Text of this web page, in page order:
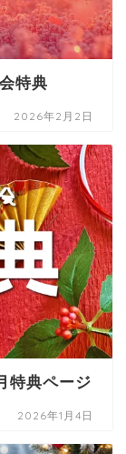
特典
2026年2月2日
特典ページ
2026年1月4日